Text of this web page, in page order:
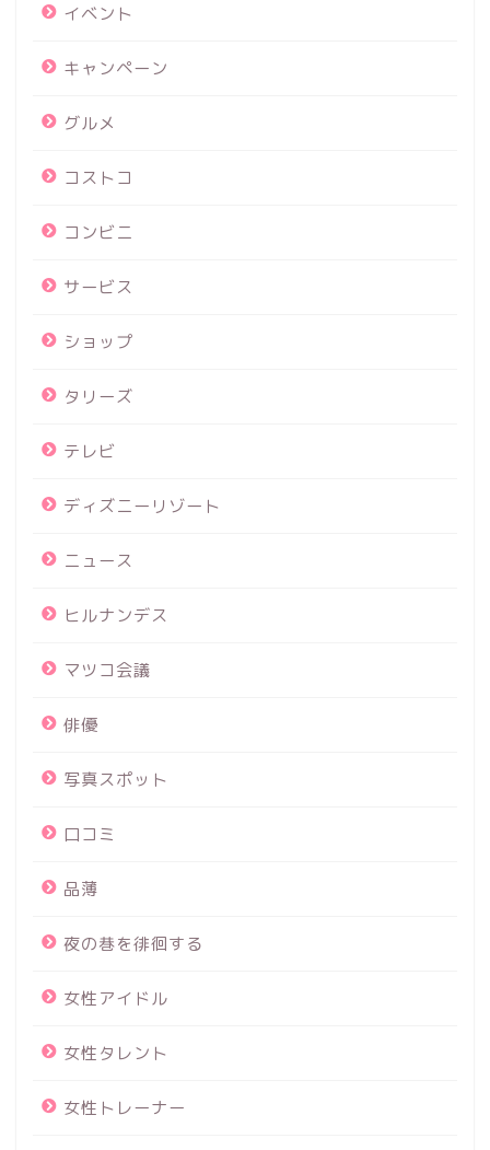
イベント
キャンペーン
グルメ
コストコ
コンビニ
サービス
ショップ
タリーズ
テレビ
ディズニーリゾート
ニュース
ヒルナンデス
マツコ会議
俳優
写真スポット
口コミ
品薄
夜の巷を徘徊する
女性アイドル
女性タレント
女性トレーナー